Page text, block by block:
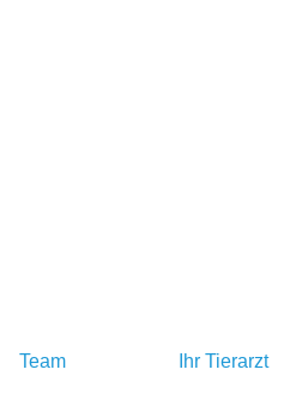
Team Ihr Tierarzt